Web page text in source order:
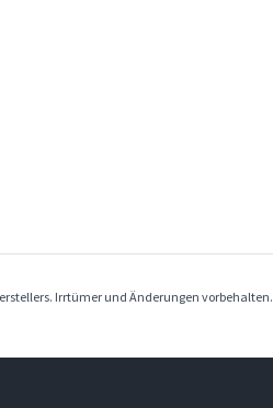
Irrtümer und Änderungen vorbehalten.